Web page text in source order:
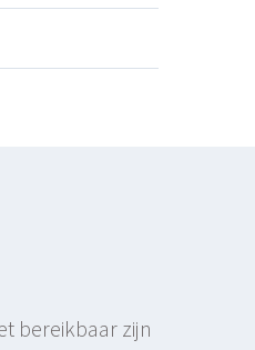
bereikbaar zijn